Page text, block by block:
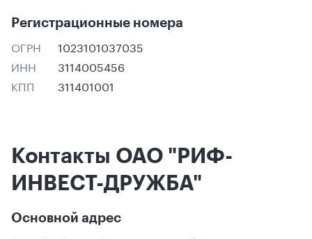
Регистрационные номера
ОГРН
1023101037035
ИНН
3114005456
КПП
311401001
Контакты ОАО "РИФ-
ИНВЕСТ-ДРУЖБА"
Основной адрес